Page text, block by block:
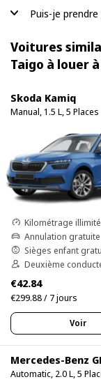
Puis-je
Voitures
Taigo à louer
Skoda Kamiq
Manual, 1.5 L, 5 Places
Kilométrage illimité
Annulation gratuite
Sièges enfant
Deuxième
€42.84
€299.88 / 7 jours
Voir
Mercedes-Benz
Automatic, 2.0 L, 5